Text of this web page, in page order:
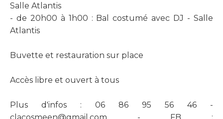
Salle Atlantis
- de 20h00 à 1h00 : Bal costumé avec DJ - Salle
Atlantis
Buvette et restauration sur place
Accès libre et ouvert à tous
Plus d'infos : 06 86 95 56 46 -
clacosmeen@gmail.com - FB :